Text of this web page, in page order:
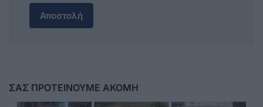
Αποστολή
ΣΑΣ ΠΡΟΤΕΙΝΟΥΜΕ ΑΚΟΜΗ